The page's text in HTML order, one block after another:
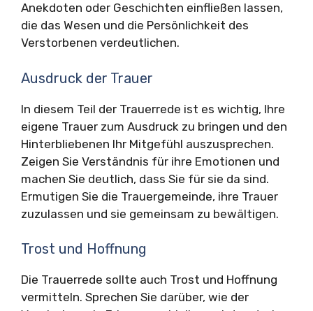
Anekdoten oder Geschichten einfließen lassen,
die das Wesen und die Persönlichkeit des
Verstorbenen verdeutlichen.
Ausdruck der Trauer
In diesem Teil der Trauerrede ist es wichtig, Ihre
eigene Trauer zum Ausdruck zu bringen und den
Hinterbliebenen Ihr Mitgefühl auszusprechen.
Zeigen Sie Verständnis für ihre Emotionen und
machen Sie deutlich, dass Sie für sie da sind.
Ermutigen Sie die Trauergemeinde, ihre Trauer
zuzulassen und sie gemeinsam zu bewältigen.
Trost und Hoffnung
Die Trauerrede sollte auch Trost und Hoffnung
vermitteln. Sprechen Sie darüber, wie der